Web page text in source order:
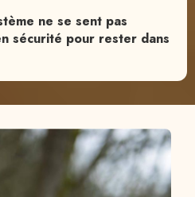
ne se sent pas
sécurité pour rester dans